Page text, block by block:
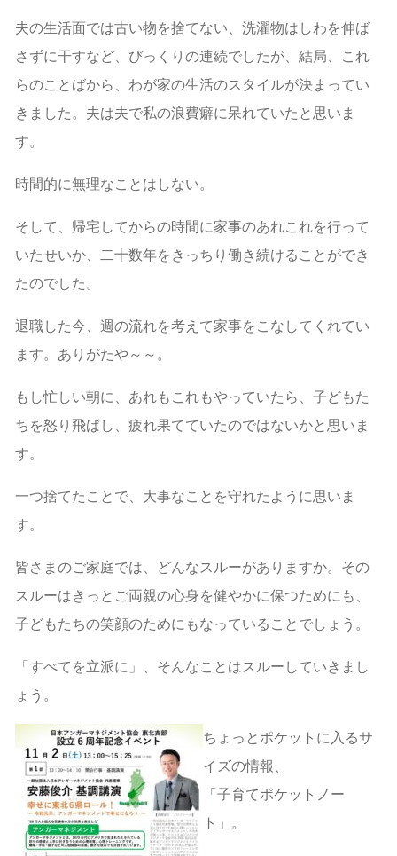
夫の生活面では古い物を捨てない、洗濯物はしわを伸ば
さずに干すなど、びっくりの連続でしたが、結局、これ
らのことばから、わが家の生活のスタイルが決まってい
きました。夫は夫で私の浪費癖に呆れていたと思いま
す。
時間的に無理なことはしない。
そして、帰宅してからの時間に家事のあれこれを行って
いたせいか、二十数年をきっちり働き続けることができ
たのでした。
退職した今、週の流れを考えて家事をこなしてくれてい
ます。ありがたや～～。
もし忙しい朝に、あれもこれもやっていたら、子どもた
ちを怒り飛ばし、疲れ果てていたのではないかと思いま
す。
一つ捨てたことで、大事なことを守れたように思いま
す。
皆さまのご家庭では、どんなスルーがありますか。その
スルーはきっとご両親の心身を健やかに保つためにも、
子どもたちの笑顔のためにもなっていることでしょう。
「すべてを立派に」、そんなことはスルーしていきまし
ょう。
ちょっとポケットに入るサ
イズの情報、
「子育てポケットノー
ト」。